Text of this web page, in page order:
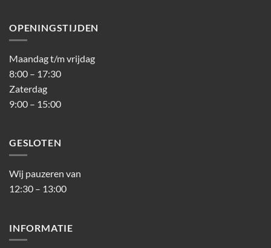
OPENINGSTIJDEN
Maandag t/m vrijdag
8:00 – 17:30
Zaterdag
9:00 – 15:00
GESLOTEN
Wij pauzeren van
12:30 – 13:00
INFORMATIE